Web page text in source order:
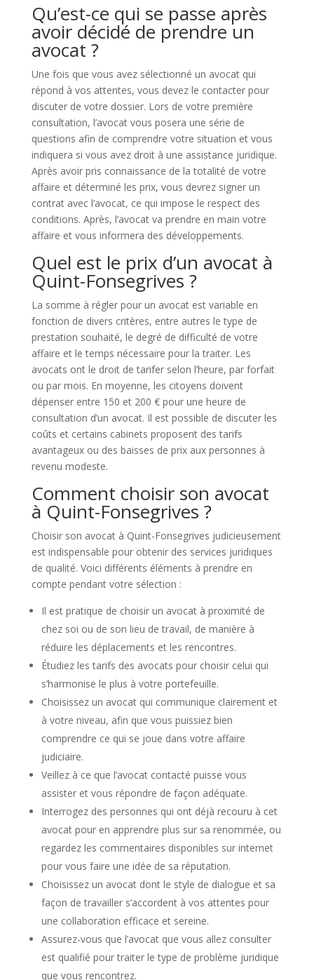
Qu’est-ce qui se passe après
avoir décidé de prendre un
avocat ?
Une fois que vous avez sélectionné un avocat qui
répond à vos attentes, vous devez le contacter pour
discuter de votre dossier. Lors de votre première
consultation, l’avocat vous posera une série de
questions afin de comprendre votre situation et vous
indiquera si vous avez droit à une assistance juridique.
Après avoir pris connaissance de la totalité de votre
affaire et déterminé les prix, vous devrez signer un
contrat avec l’avocat, ce qui impose le respect des
conditions. Après, l’avocat va prendre en main votre
affaire et vous informera des développements.
Quel est le prix d’un avocat à
Quint-Fonsegrives ?
La somme à régler pour un avocat est variable en
fonction de divers critères, entre autres le type de
prestation souhaité, le degré de difficulté de votre
affaire et le temps nécessaire pour la traiter. Les
avocats ont le droit de tarifer selon l’heure, par forfait
ou par mois. En moyenne, les citoyens doivent
dépenser entre 150 et 200 € pour une heure de
consultation d’un avocat. Il est possible de discuter les
coûts et certains cabinets proposent des tarifs
avantageux ou des baisses de prix aux personnes à
revenu modeste.
Comment choisir son avocat
à Quint-Fonsegrives ?
Choisir son avocat à Quint-Fonsegrives judicieusement
est indispensable pour obtenir des services juridiques
de qualité. Voici différents éléments à prendre en
compte pendant votre sélection :
Il est pratique de choisir un avocat à proximité de
chez soi ou de son lieu de travail, de manière à
réduire les déplacements et les rencontres.
Étudiez les tarifs des avocats pour choisir celui qui
s’harmonise le plus à votre portefeuille.
Choisissez un avocat qui communique clairement et
à votre niveau, afin que vous puissiez bien
comprendre ce qui se joue dans votre affaire
judiciaire.
Veillez à ce que l’avocat contacté puisse vous
assister et vous répondre de façon adéquate.
Interrogez des personnes qui ont déjà recouru à cet
avocat pour en apprendre plus sur sa renommée, ou
regardez les commentaires disponibles sur internet
pour vous faire une idée de sa réputation.
Choisissez un avocat dont le style de dialogue et sa
façon de travailler s’accordent à vos attentes pour
une collaboration efficace et sereine.
Assurez-vous que l’avocat que vous allez consulter
est qualifié pour traiter le type de problème juridique
que vous rencontrez.